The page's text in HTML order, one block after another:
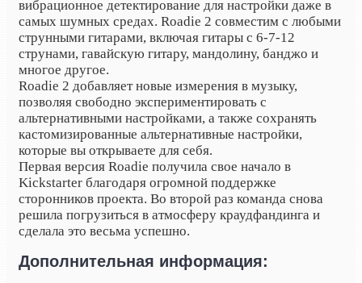
вибрационное детектирование для настройки даже в
самых шумных средах. Roadie 2 совместим с любыми
струнными гитарами, включая гитары с 6-7-12
струнами, гавайскую гитару, мандолину, банджо и
многое другое.
Roadie 2 добавляет новые измерения в музыку,
позволяя свободно экспериментировать с
альтернативными настройками, а также сохранять
кастомизированные альтернативные настройки,
которые вы открываете для себя.
Первая версия Roadie получила свое начало в
Kickstarter благодаря огромной поддержке
сторонников проекта. Во второй раз команда снова
решила погрузиться в атмосферу краудфандинга и
сделала это весьма успешно.
Дополнительная информация: